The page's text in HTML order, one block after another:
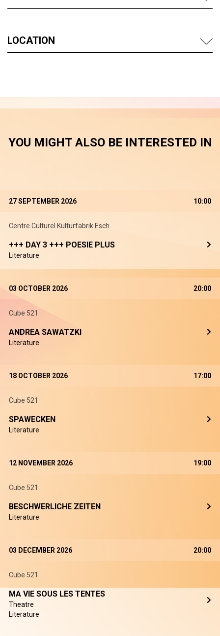
LOCATION
YOU MIGHT ALSO BE INTERESTED IN
27 SEPTEMBER 2026 10:00
Centre Culturel Kulturfabrik Esch
+++ DAY 3 +++ POESIE PLUS
Literature
03 OCTOBER 2026 20:00
Cube 521
ANDREA SAWATZKI
Literature
18 OCTOBER 2026 17:00
Cube 521
SPAWECKEN
Literature
12 NOVEMBER 2026 19:00
Cube 521
BESCHWERLICHE ZEITEN
Literature
03 DECEMBER 2026 20:00
Cube 521
MA VIE SOUS LES TENTES
Theatre
Literature